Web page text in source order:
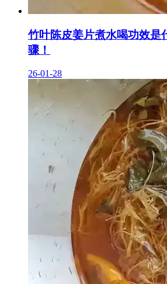
竹叶陈皮姜片煮水喝功效是
骤！
26-01-28